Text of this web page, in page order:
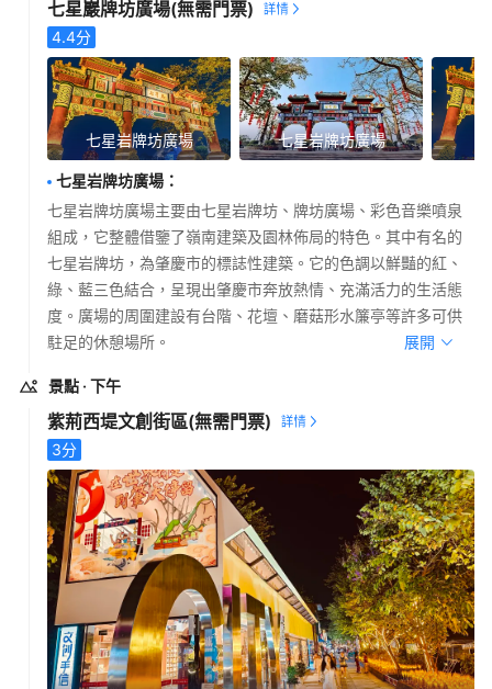
七星巖牌坊廣場(無需門票)
4.4分
七星岩牌坊廣場 七星岩牌坊廣場
七星岩牌坊廣場 ：
七星岩牌坊廣場主要由七星岩牌坊、牌坊廣場、彩色音樂噴泉
組成，它整體借鑒了嶺南建築及園林佈局的特色​​。其中有名的
七星岩牌坊，為肇慶市的標誌性建築。它的色調以鮮豔的紅、
綠、藍三色結合，呈現出肇慶市奔放熱情、充滿活力的生活態
度。廣場的周圍建設有台階、花壇、磨菇形水簾亭等許多可供
駐足的休憩場所。
展開
景點 · 下午
紫荊西堤文創街區(無需門票)
3分